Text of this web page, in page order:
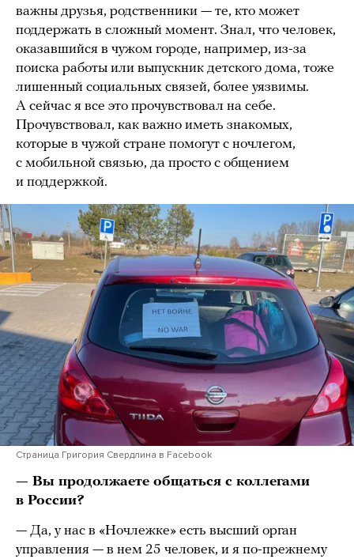
важны друзья, родственники — те, кто может
поддержать в сложный момент. Знал, что человек,
оказавшийся в чужом городе, например, из-за
поиска работы или выпускник детского дома, тоже
лишенный социальных связей, более уязвимы.
А сейчас я все это прочувствовал на себе.
Прочувствовал, как важно иметь знакомых,
которые в чужой стране помогут с ночлегом,
с мобильной связью, да просто с общением
и поддержкой.
Страница Григория Свердлина в Facebook
— Вы продолжаете общаться с коллегами
в России?
— Да, у нас в «Ночлежке» есть высший орган
управления — в нем 25 человек, и я по-прежнему